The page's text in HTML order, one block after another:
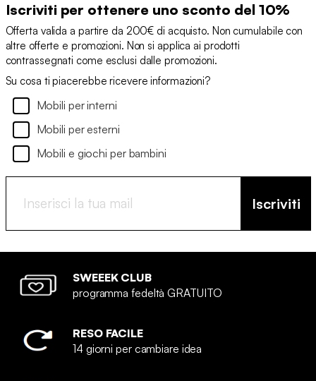
Iscriviti per ottenere uno sconto del 10%
Offerta valida a partire da 200€ di acquisto. Non cumulabile con
altre offerte e promozioni. Non si applica ai prodotti
contrassegnati come esclusi dalle promozioni.
Su cosa ti piacerebbe ricevere informazioni?
Mobili per interni
Mobili per esterni
Mobili e giochi per bambini
Iscriviti
SWEEEK CLUB
programma fedeltà GRATUITO
RESO FACILE
14 giorni per cambiare idea